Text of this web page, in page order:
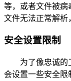
等，或者文件被病
文件无法正常解析
安全设置限制
为了像忠诚的
会设置一些安全限